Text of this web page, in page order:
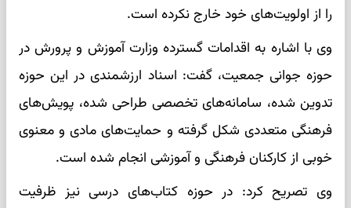
را از اولویت‌های خود خارج نکرده است.
وی با اشاره به اقدامات گسترده وزارت آموزش و پرورش در
حوزه جوانی جمعیت، گفت: اسناد ارزشمندی در این حوزه
تدوین شده، سامانه‌های تخصصی طراحی شده، پویش‌های
فرهنگی متعددی شکل گرفته و حمایت‌های مادی و معنوی
خوبی از کارکنان فرهنگی و آموزشی انجام شده است.
وی تصریح کرد: در حوزه کتاب‌های درسی نیز ظرفیت